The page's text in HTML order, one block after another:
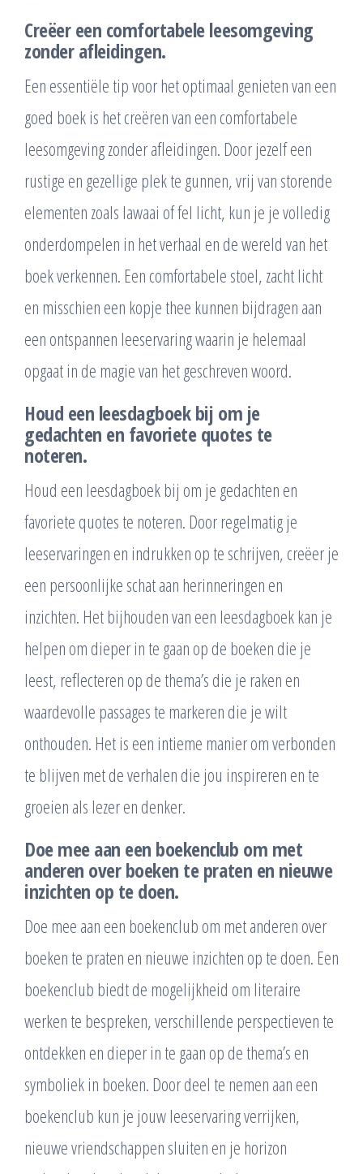
Creëer een comfortabele leesomgeving
zonder afleidingen.
Een essentiële tip voor het optimaal genieten van een
goed boek is het creëren van een comfortabele
leesomgeving zonder afleidingen. Door jezelf een
rustige en gezellige plek te gunnen, vrij van storende
elementen zoals lawaai of fel licht, kun je je volledig
onderdompelen in het verhaal en de wereld van het
boek verkennen. Een comfortabele stoel, zacht licht
en misschien een kopje thee kunnen bijdragen aan
een ontspannen leeservaring waarin je helemaal
opgaat in de magie van het geschreven woord.
Houd een leesdagboek bij om je
gedachten en favoriete quotes te
noteren.
Houd een leesdagboek bij om je gedachten en
favoriete quotes te noteren. Door regelmatig je
leeservaringen en indrukken op te schrijven, creëer je
een persoonlijke schat aan herinneringen en
inzichten. Het bijhouden van een leesdagboek kan je
helpen om dieper in te gaan op de boeken die je
leest, reflecteren op de thema’s die je raken en
waardevolle passages te markeren die je wilt
onthouden. Het is een intieme manier om verbonden
te blijven met de verhalen die jou inspireren en te
groeien als lezer en denker.
Doe mee aan een boekenclub om met
anderen over boeken te praten en nieuwe
inzichten op te doen.
Doe mee aan een boekenclub om met anderen over
boeken te praten en nieuwe inzichten op te doen. Een
boekenclub biedt de mogelijkheid om literaire
werken te bespreken, verschillende perspectieven te
ontdekken en dieper in te gaan op de thema’s en
symboliek in boeken. Door deel te nemen aan een
boekenclub kun je jouw leeservaring verrijken,
nieuwe vriendschappen sluiten en je horizon